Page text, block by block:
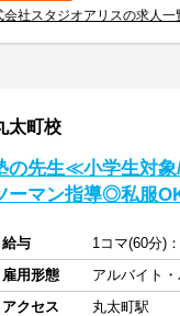
会社スタジオアリスの求人一
太町校
の先生≪小学生対
ーマン指導◎私服
給与
1コマ(60分)
雇用形態
アルバイト・
アクセス
丸太町駅